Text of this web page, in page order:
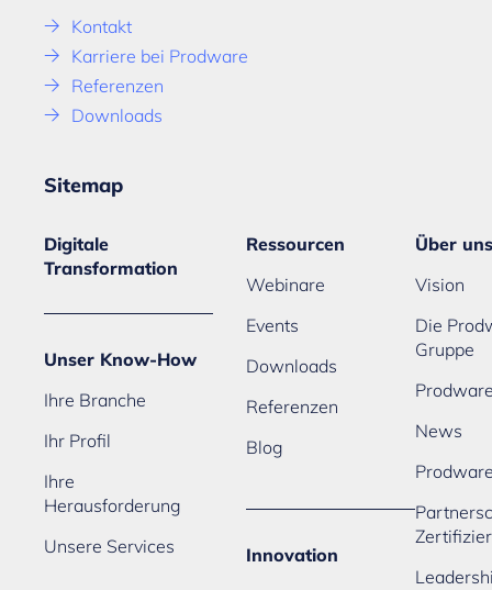
Kontakt
Karriere bei Prodware
Referenzen
Downloads
Sitemap
Digitale
Transformation
Unser Know-How
Ihre Branche
Ihr Profil
Ihre
Herausforderung
Unsere Services
Ressourcen
Webinare
Events
Downloads
Referenzen
Blog
Innovation
Über uns
Vision
Die
Gruppe
News